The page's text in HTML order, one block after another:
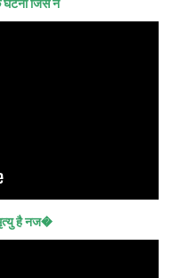
घटना जिसे न
है नज�